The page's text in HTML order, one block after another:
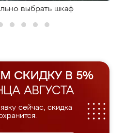
выбрать шкаф
СКИДКУ В 5%
АВГУСТА
сейчас, скидка